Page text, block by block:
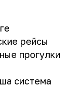
рейсы
прогулки
система